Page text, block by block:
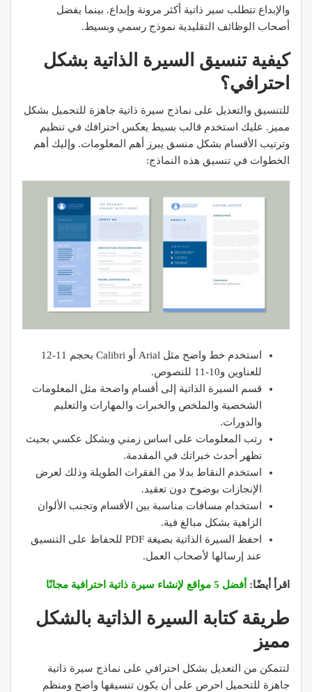
والإبداع تتطلب سير ذاتية أكثر مرونة وإبداع. بينما يفضل
أصحاب الوظائف التقليدية نموذج رسمي وبسيط.
كيفية تنسيق السيرة الذاتية بشكل
احترافي؟
للتنسيق والتعديل على نماذج سيرة ذاتية جاهزة للتحميل بشكل
مميز. عليك استخدم قالب بسيط يعكس احترافك في تنظيم
وترتيب الأقسام بشكل منسق يبرز أهم المعلومات. وإليك أهم
الخطوات في تنسيق هذه النماذج:
استخدم خط واضح مثل Arial أو Calibri بحجم 11-12
للعناوين و10-11 للنصوص.
قسم السيرة الذاتية إلى أقسام واضحة مثل المعلومات
الشخصية والملخص والخبرات والمهارات والتعليم
والدورات.
رتب المعلومات على اساس زمني وبشكل عكسي بحيث
تظهر أحدث خبراتك في المقدمة.
استخدم النقاط بدلا من الفقرات الطويلة وذلك لعرض
الإنجازات بوضوح دون تعقيد.
استخدام مسافات مناسبة بين الأقسام وتجنب الألوان
الزاهية بشكل مبالغ فية.
احفظ السيرة الذاتية بصيغة PDF للحفاظ على التنسيق
عند إرسالها لأصحاب العمل.
اقرأ أيضًا: أفضل 5 مواقع لإنشاء سيرة ذاتية احترافية مجانًا
طريقة كتابة السيرة الذاتية بالشكل
مميز
لتتمكن من التعديل بشكل احترافي على نماذج سيرة ذاتية
جاهزة للتحميل احرص على أن يكون تنسيقها واضح ومنظم